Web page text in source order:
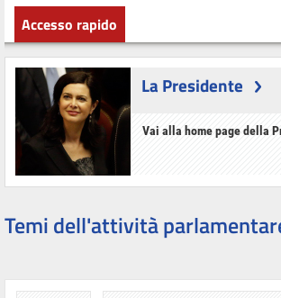
Accesso rapido
La Presidente
Vai alla home page della
Temi dell'attività